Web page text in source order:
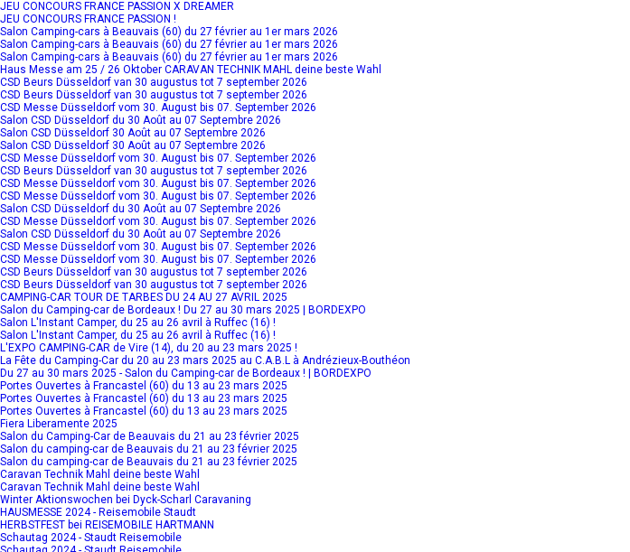
JEU CONCOURS FRANCE PASSION X DREAMER
JEU CONCOURS FRANCE PASSION !
Salon Camping-cars à Beauvais (60) du 27 février au 1er mars 2026
Salon Camping-cars à Beauvais (60) du 27 février au 1er mars 2026
Salon Camping-cars à Beauvais (60) du 27 février au 1er mars 2026
Haus Messe am 25 / 26 Oktober CARAVAN TECHNIK MAHL deine beste Wahl
CSD Beurs Düsseldorf van 30 augustus tot 7 september 2026
CSD Beurs Düsseldorf van 30 augustus tot 7 september 2026
CSD Messe Düsseldorf vom 30. August bis 07. September 2026
Salon CSD Düsseldorf du 30 Août au 07 Septembre 2026
Salon CSD Düsseldorf 30 Août au 07 Septembre 2026
Salon CSD Düsseldorf 30 Août au 07 Septembre 2026
CSD Messe Düsseldorf vom 30. August bis 07. September 2026
CSD Beurs Düsseldorf van 30 augustus tot 7 september 2026
CSD Messe Düsseldorf vom 30. August bis 07. September 2026
CSD Messe Düsseldorf vom 30. August bis 07. September 2026
Salon CSD Düsseldorf du 30 Août au 07 Septembre 2026
CSD Messe Düsseldorf vom 30. August bis 07. September 2026
Salon CSD Düsseldorf du 30 Août au 07 Septembre 2026
CSD Messe Düsseldorf vom 30. August bis 07. September 2026
CSD Messe Düsseldorf vom 30. August bis 07. September 2026
CSD Beurs Düsseldorf van 30 augustus tot 7 september 2026
CSD Beurs Düsseldorf van 30 augustus tot 7 september 2026
CAMPING-CAR TOUR DE TARBES DU 24 AU 27 AVRIL 2025
Salon du Camping-car de Bordeaux ! Du 27 au 30 mars 2025 | BORDEXPO
Salon L'Instant Camper, du 25 au 26 avril à Ruffec (16) !
Salon L'Instant Camper, du 25 au 26 avril à Ruffec (16) !
L'EXPO CAMPING-CAR de Vire (14), du 20 au 23 mars 2025 !
La Fête du Camping-Car du 20 au 23 mars 2025 au C.A.B.L à Andrézieux-Bouthéon
Du 27 au 30 mars 2025 - Salon du Camping-car de Bordeaux ! | BORDEXPO
Portes Ouvertes à Francastel (60) du 13 au 23 mars 2025
Portes Ouvertes à Francastel (60) du 13 au 23 mars 2025
Portes Ouvertes à Francastel (60) du 13 au 23 mars 2025
Fiera Liberamente 2025
Salon du Camping-Car de Beauvais du 21 au 23 février 2025
Salon du camping-car de Beauvais du 21 au 23 février 2025
Salon du camping-car de Beauvais du 21 au 23 février 2025
Caravan Technik Mahl deine beste Wahl
Caravan Technik Mahl deine beste Wahl
Winter Aktionswochen bei Dyck-Scharl Caravaning
HAUSMESSE 2024 - Reisemobile Staudt
HERBSTFEST bei REISEMOBILE HARTMANN
Schautag 2024 - Staudt Reisemobile